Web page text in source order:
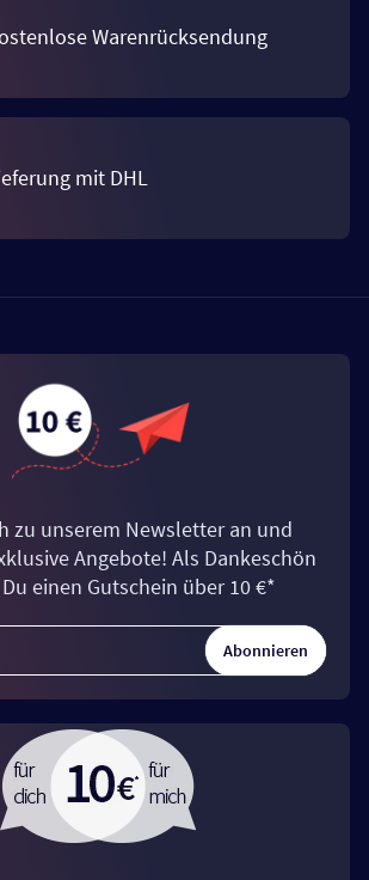
Warenrücksendung
mit DHL
zu unserem Newsletter an und
Angebote! Als Dankeschön
einen Gutschein über 10 €*
Abonnieren